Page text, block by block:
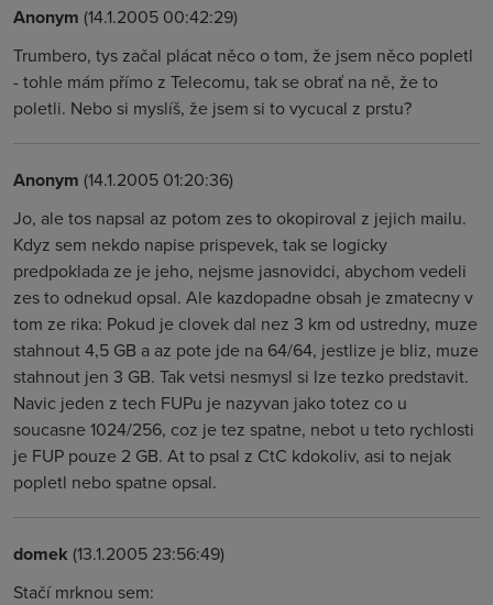
Anonym (14.1.2005 00:42:29)
Trumbero, tys začal plácat něco o tom, že jsem něco popletl
- tohle mám přímo z Telecomu, tak se obrať na ně, že to
poletli. Nebo si myslíš, že jsem si to vycucal z prstu?
Anonym (14.1.2005 01:20:36)
Jo, ale tos napsal az potom zes to okopiroval z jejich mailu.
Kdyz sem nekdo napise prispevek, tak se logicky
predpoklada ze je jeho, nejsme jasnovidci, abychom vedeli
zes to odnekud opsal. Ale kazdopadne obsah je zmatecny v
tom ze rika: Pokud je clovek dal nez 3 km od ustredny, muze
stahnout 4,5 GB a az pote jde na 64/64, jestlize je bliz, muze
stahnout jen 3 GB. Tak vetsi nesmysl si lze tezko predstavit.
Navic jeden z tech FUPu je nazyvan jako totez co u
soucasne 1024/256, coz je tez spatne, nebot u teto rychlosti
je FUP pouze 2 GB. At to psal z CtC kdokoliv, asi to nejak
popletl nebo spatne opsal.
domek (13.1.2005 23:56:49)
Stačí mrknou sem: